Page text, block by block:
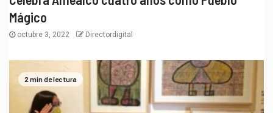
Mágico
octubre 3, 2022 Directordigital
2 min de lectura